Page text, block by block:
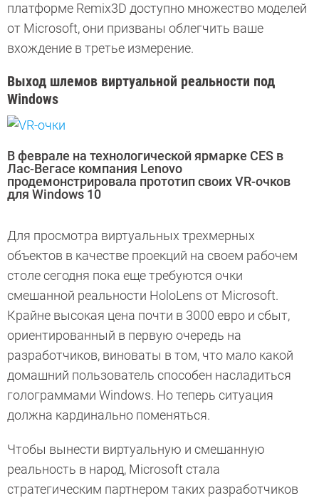
платформе Remix3D доступно множество моделей
от Microsoft, они призваны облегчить ваше
вхождение в третье измерение.
Выход шлемов виртуальной реальности под
Windows
В феврале на технологической ярмарке CES в
Лас-Вегасе компания Lenovo
продемонстрировала прототип своих VR-очков
для Windows 10
Для просмотра виртуальных трехмерных
объектов в качестве проекций на своем рабочем
столе сегодня пока еще требуются очки
смешанной реальности HoloLens от Microsoft.
Крайне высокая цена почти в 3000 евро и сбыт,
ориентированный в первую очередь на
разработчиков, виноваты в том, что мало какой
домашний пользователь способен насладиться
голограммами Windows. Но теперь ситуация
должна кардинально поменяться.
Чтобы вынести виртуальную и смешанную
реальность в народ, Microsoft стала
стратегическим партнером таких разработчиков